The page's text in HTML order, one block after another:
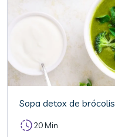
Sopa detox de brócolis
20 Min